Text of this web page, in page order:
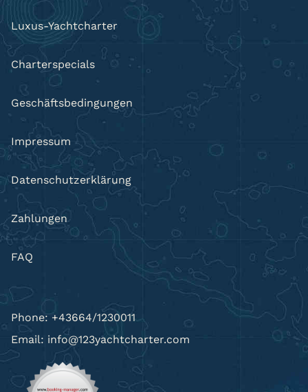
Luxus-Yachtcharter
Charterspecials
Geschäftsbedingungen
Impressum
Datenschutzerklärung
Zahlungen
FAQ
Phone: +43664/1230011
Email: info@123yachtcharter.com